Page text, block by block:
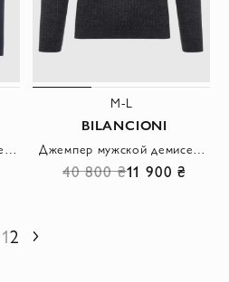
Джемпер из кашемира, шелка и шерсти черный мужской
M-L
BILANCIONI
Джемпер мужской демисезонный в рубчик из серого шелкового кашемира
40 800 ₴11 900 ₴
12 Следующий